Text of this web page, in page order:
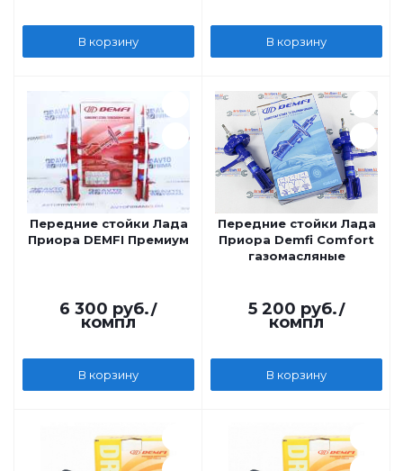
В корзину В корзину
Передние стойки Лада
Приора DEMFI Премиум
6 300 руб./
компл
В корзину
Передние стойки Лада
Приора Demfi Comfort
газомасляные
5 200 руб./
компл
В корзину